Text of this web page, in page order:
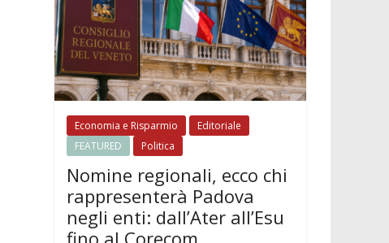
Economia e Risparmio
Editoriale
FEATURED
Politica
Nomine regionali, ecco chi
rappresenterà Padova
negli enti: dall’Ater all’Esu
fino al Corecom